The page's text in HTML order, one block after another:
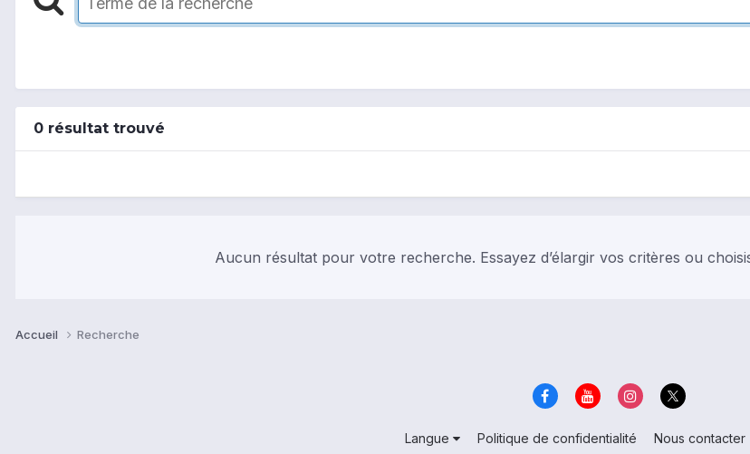
0 résultat trouvé
Aucun résultat pour votre recherche. Essayez d’élargir vos critères ou
Accueil Recherche
Langue Politique de confidentialité Nous contacter